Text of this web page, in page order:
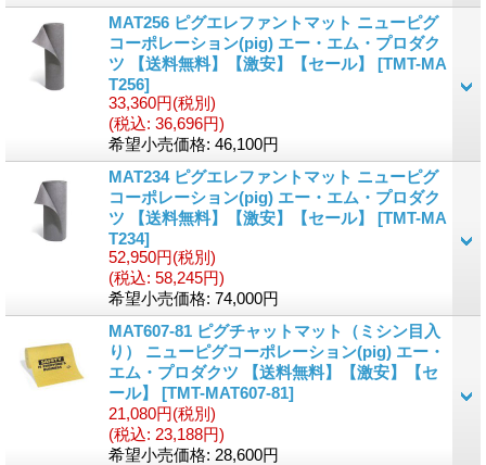
MAT256 ピグエレファントマット ニューピグ
コーポレーション(pig) エー・エム・プロダク
ツ 【送料無料】【激安】【セール】 [TMT-MA
T256]
33,360円(税別)
(税込: 36,696円)
希望小売価格: 46,100円
MAT234 ピグエレファントマット ニューピグ
コーポレーション(pig) エー・エム・プロダク
ツ 【送料無料】【激安】【セール】 [TMT-MA
T234]
52,950円(税別)
(税込: 58,245円)
希望小売価格: 74,000円
MAT607-81 ピグチャットマット（ミシン目入
り） ニューピグコーポレーション(pig) エー・
エム・プロダクツ 【送料無料】【激安】【セ
ール】 [TMT-MAT607-81]
21,080円(税別)
(税込: 23,188円)
希望小売価格: 28,600円